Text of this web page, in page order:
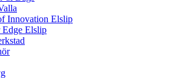
Innovation Elslip
Edge Elslip